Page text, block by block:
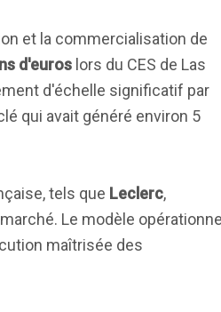
et la commercialisation de
d'euros lors du CES de Las
d'échelle significatif par
qui avait généré environ 5
tels que Leclerc,
Le modèle opérationnel
maîtrisée des